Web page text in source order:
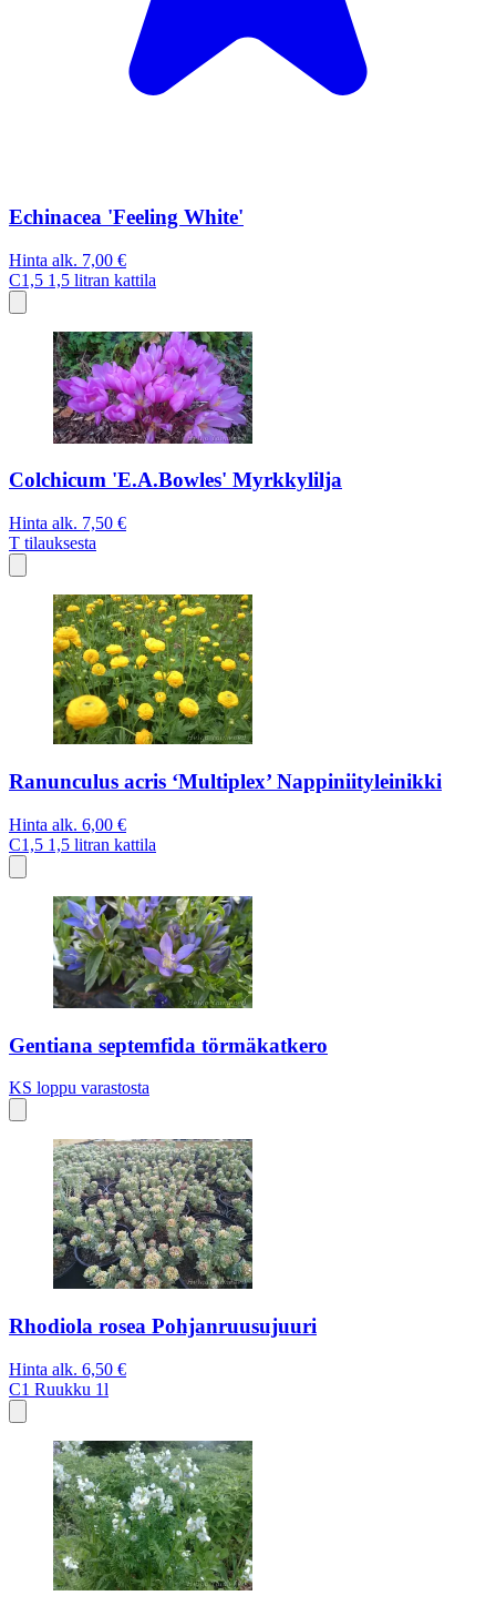
Echinacea 'Feeling White'
Hinta alk. 7,00 €
C1,5 1,5 litran kattila
Colchicum 'E.A.Bowles' Myrkkylilja
Hinta alk. 7,50 €
T tilauksesta
Ranunculus acris ‘Multiplex’ Nappiniityleinikki
Hinta alk. 6,00 €
C1,5 1,5 litran kattila
Gentiana septemfida törmäkatkero
KS loppu varastosta
Rhodiola rosea Pohjanruusujuuri
Hinta alk. 6,50 €
C1 Ruukku 1l